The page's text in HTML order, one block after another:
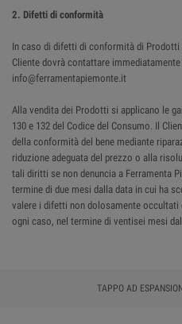
2. Difetti di conformità
In caso di difetti di conformità di Prodotti
Cliente dovrà contattare
info@ferramentapiemonte.it
Alla vendita dei Prodotti si applicano le
130 e 132 del Codice del Consumo. Il
della conformità del bene mediante
riduzione adeguata del prezzo o alla
tali diritti se non denuncia a Ferramenta
termine di due mesi dalla data in cui ha
valere i difetti non dolosamente
ogni caso, nel termine di ventisei mesi
TAPPO AD